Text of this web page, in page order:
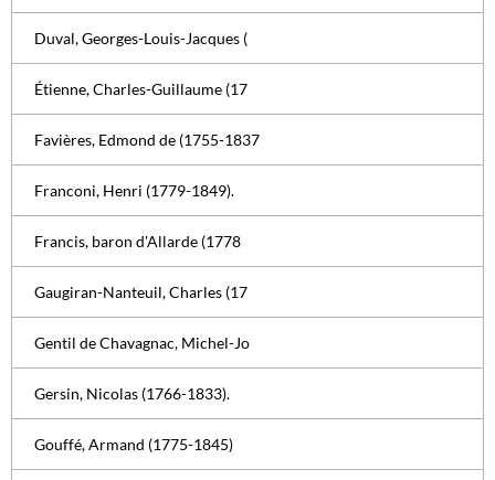
Duval, Georges-Louis-Jacques (
Étienne, Charles-Guillaume (17
Favières, Edmond de (1755-1837
Franconi, Henri (1779-1849).
Francis, baron d'Allarde (1778
Gaugiran-Nanteuil, Charles (17
Gentil de Chavagnac, Michel-Jo
Gersin, Nicolas (1766-1833).
Gouffé, Armand (1775-1845)